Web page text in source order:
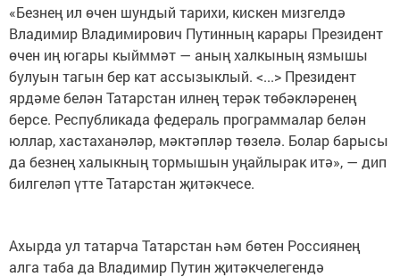
«Безнең ил өчен шундый тарихи, кискен мизгелдә
Владимир Владимирович Путинның карары Президент
өчен иң югары кыйммәт — аның халкының язмышы
булуын тагын бер кат ассызыклый. <...> Президент
ярдәме белән Татарстан илнең терәк төбәкләренең
берсе. Республикада федераль программалар белән
юллар, хастаханәләр, мәктәпләр төзелә. Болар барысы
да безнең халыкның тормышын уңайлырак итә», — дип
билгеләп үтте Татарстан җитәкчесе.
Ахырда ул татарча Татарстан һәм бөтен Россиянең
алга таба да Владимир Путин җитәкчелегендә